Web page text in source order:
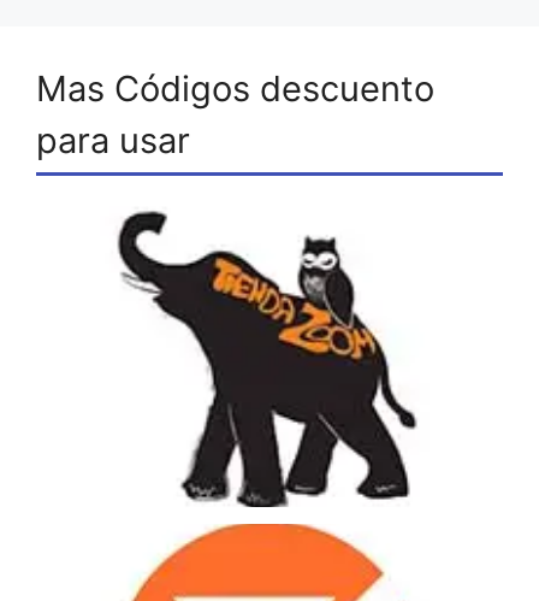
Mas Códigos descuento
para usar